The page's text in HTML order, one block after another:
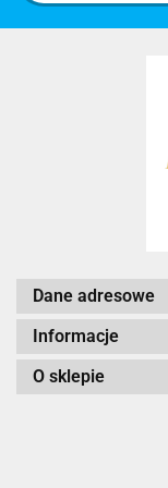
Dane adresowe
Informacje
O sklepie